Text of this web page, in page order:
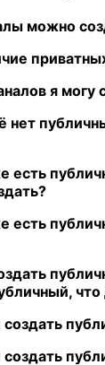
можно
я могу
нет
есть
есть